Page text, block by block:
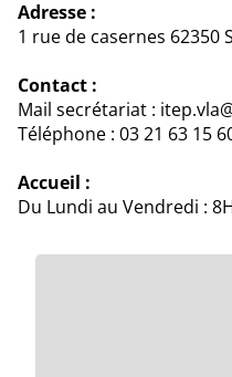
Adresse :
1 rue de casernes 62350
Contact :
Mail secrétariat :
Téléphone : 03 21 63 15
Accueil :
Du Lundi au Vendredi :